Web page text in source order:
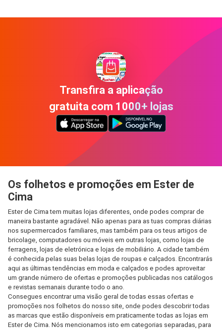
Transfira a aplicação
gratuita com 1000+ lojas
Os folhetos e promoções em Ester de
Cima
Ester de Cima tem muitas lojas diferentes, onde podes comprar de
maneira bastante agradável. Não apenas para as tuas compras diárias
nos supermercados familiares, mas também para os teus artigos de
bricolage, computadores ou móveis em outras lojas, como lojas de
ferragens, lojas de eletrónica e lojas de mobiliário. A cidade também
é conhecida pelas suas belas lojas de roupas e calçados. Encontrarás
aqui as últimas tendências em moda e calçados e podes aproveitar
um grande número de ofertas e promoções publicadas nos catálogos
e revistas semanais durante todo o ano.
Consegues encontrar uma visão geral de todas essas ofertas e
promoções nos folhetos do nosso site, onde podes descobrir todas
as marcas que estão disponíveis em praticamente todas as lojas em
Ester de Cima. Nós mencionamos isto em categorias separadas, para